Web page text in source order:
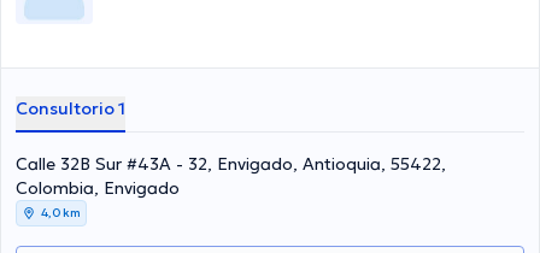
Consultorio 1
Calle 32B Sur #43A - 32, Envigado, Antioquia, 55422,
Colombia, Envigado
4,0 km